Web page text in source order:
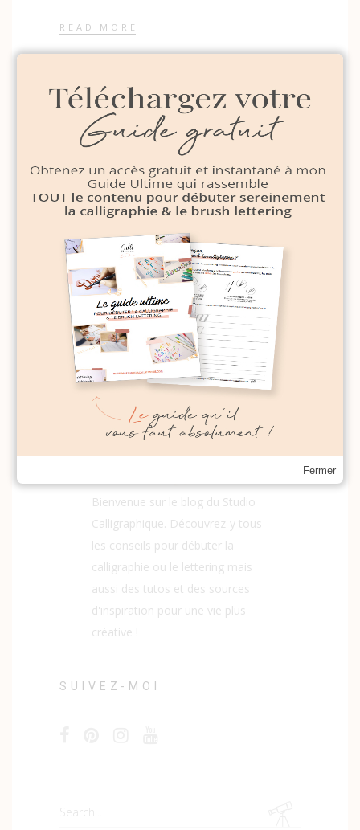
READ MORE
1 4
Bienvenue sur le blog du Studio
Calligraphique. Découvrez-y tous
les conseils pour débuter la
calligraphie ou le lettering mais
aussi des tutos et des sources
d'inspiration pour une vie plus
créative !
SUIVEZ-MOI
Search
Fermer